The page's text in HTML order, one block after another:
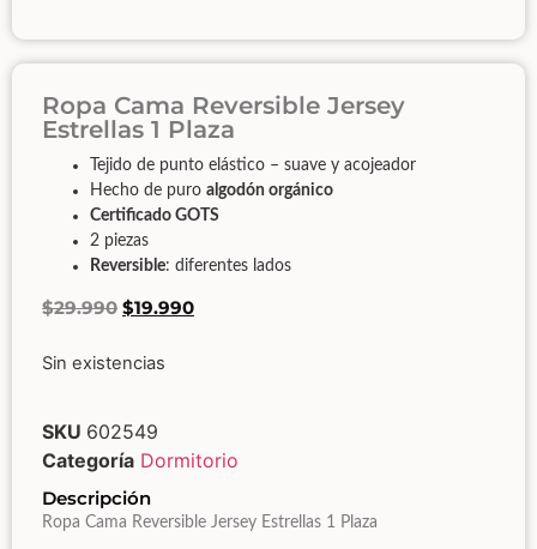
Ropa Cama Reversible Jersey
Estrellas 1 Plaza
ejido de punto elástico – suave y acojeador
Hecho de puro algodón orgánico
Certificado GOTS
2 piezas
Reversible: diferentes lados
$29.990 $19.990
Sin existencias
SKU 602549
Categoría Dormitorio
Descripción
Ropa Cama Reversible Jersey Estrellas 1 Plaza